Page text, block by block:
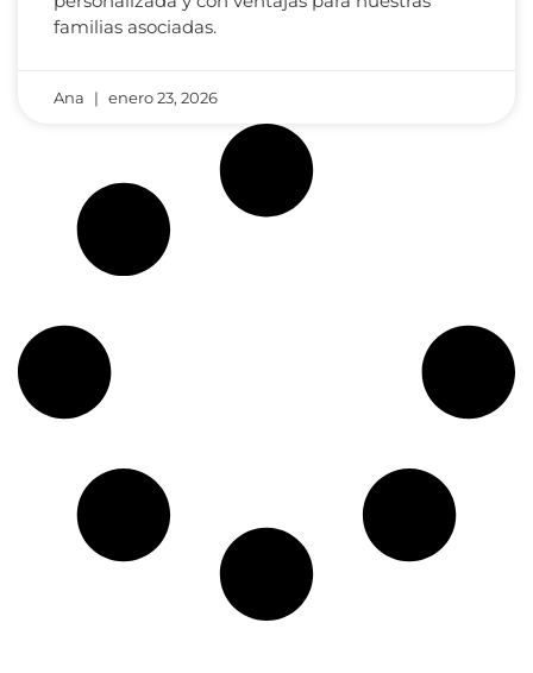
familias asociadas.
Ana enero 23, 2026